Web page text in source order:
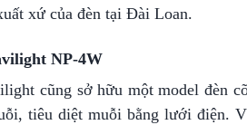
xứ của đèn tại Đài Loan.
NP-4W
cũng sở hữu một model đèn
tiêu diệt muỗi bằng lưới điện.